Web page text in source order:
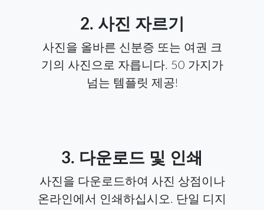
2. 사진 자르기
사진을 올바른 신분증 또는 여권 크
기의 사진으로 자릅니다. 50 가지가
넘는 템플릿 제공!
3. 다운로드 및 인쇄
사진을 다운로드하여 사진 상점이나
온라인에서 인쇄하십시오. 단일 디지